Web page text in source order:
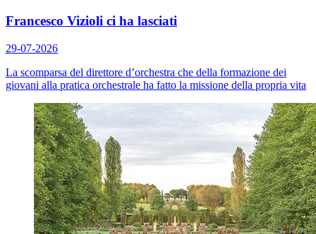
Francesco Vizioli ci ha lasciati
29-07-2026
La scomparsa del direttore d’orchestra che della formazione dei
giovani alla pratica orchestrale ha fatto la missione della propria vita